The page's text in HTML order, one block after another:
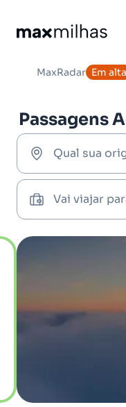
MaxRadar Em alta
Passagens
Qual sua
Vai viajar